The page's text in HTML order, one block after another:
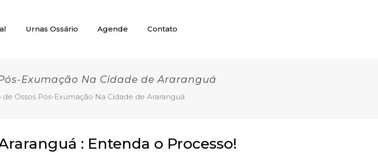
Urnas Ossário Agende Contato
Exumação Na Cidade de Araranguá
de Ossos Pós-Exumação Na Cidade de Araranguá
: Entenda o Processo!